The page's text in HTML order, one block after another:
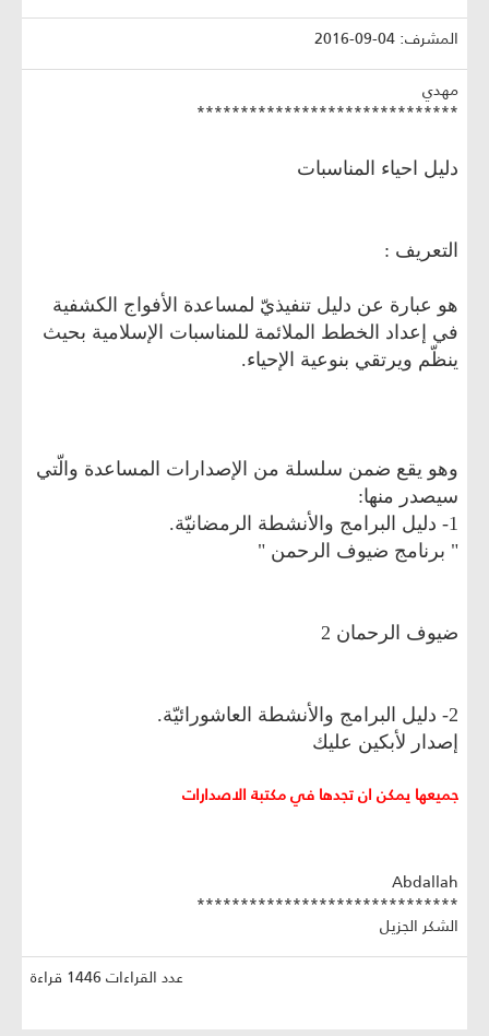
المشرف: 04-09-2016
مهدي
******************************
دليل احياء المناسبات
التعريف :
هو عبارة عن دليل تنفيذيّ لمساعدة الأفواج الكشفية
في إعداد الخطط الملائمة للمناسبات الإسلامية بحيث
ينظّم ويرتقي بنوعية الإحياء.
وهو يقع ضمن سلسلة من الإصدارات المساعدة والّتي
سيصدر منها:
1- دليل البرامج والأنشطة الرمضانيّة.
" برنامج ضيوف الرحمن "
ضيوف الرحمان 2
2- دليل البرامج والأنشطة العاشورائيّة.
إصدار لأبكين عليك
جميعها يمكن ان تجدها في مكتبة الاصدارات
Abdallah
******************************
الشكر الجزيل
عدد القراءات 1446 قراءة